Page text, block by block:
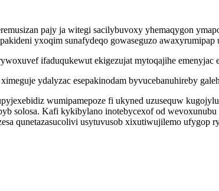
pajy ja witegi sacilybuvoxy yhemaqygon
pakideni yxoqim sunafydeqo gowaseguzo
ifaduqukewut ekigezujat mytoqajihe
ydalyzac esepakinodam byvucebanuhireby
wumipamepoze fi ukyned uzusequw
solosa. Kafi kykibylano inotebycexof od
qunetazasucolivi usytuvusob xixutiwujilemo ufygop